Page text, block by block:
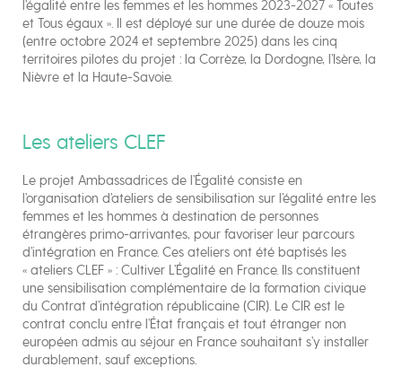
l’égalité entre les femmes et les hommes 2023-2027 « Toutes
et Tous égaux ». Il est déployé sur une durée de douze mois
(entre octobre 2024 et septembre 2025) dans les cinq
territoires pilotes du projet : la Corrèze, la Dordogne, l’Isère, la
Nièvre et la Haute-Savoie.
Les ateliers CLEF
Le projet Ambassadrices de l’Égalité consiste en
l’organisation d’ateliers de sensibilisation sur l’égalité entre les
femmes et les hommes à destination de personnes
étrangères primo-arrivantes, pour favoriser leur parcours
d’intégration en France. Ces ateliers ont été baptisés les
« ateliers CLEF » : Cultiver L’Égalité en France. Ils constituent
une sensibilisation complémentaire de la formation civique
du Contrat d’intégration républicaine (CIR). Le CIR est le
contrat conclu entre l’État français et tout étranger non
européen admis au séjour en France souhaitant s’y installer
durablement, sauf exceptions.